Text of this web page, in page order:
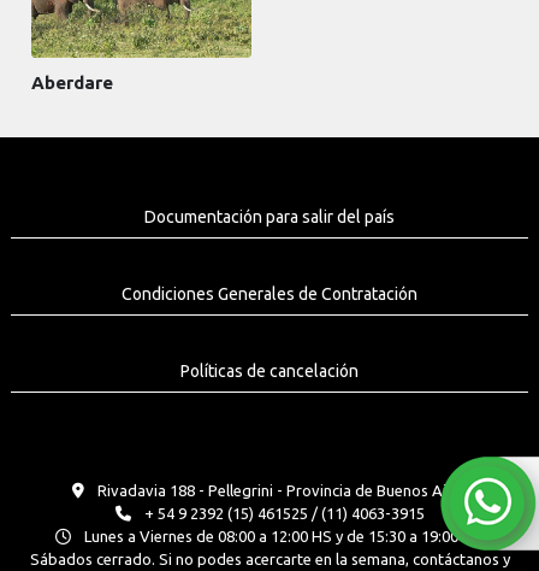
Aberdare
Documentación para salir del país
Condiciones Generales de Contratación
Políticas de cancelación
Rivadavia 188 - Pellegrini - Provincia de Buenos Aires
+ 54 9 2392 (15) 461525 / (11) 4063-3915
Lunes a Viernes de 08:00 a 12:00 HS y de 15:30 a 19:00 Hs.
Sábados cerrado. Si no podes acercarte en la semana, contáctanos y